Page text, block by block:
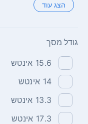
הצג עוד
גודל מסך
15.6‏ אינטש
14‏ אינטש
13.3‏ אינטש
17.3‏ אינטש